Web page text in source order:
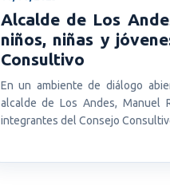
Alcalde de Los
niños, niñas y
Consultivo
En un ambiente de diálogo
alcalde de Los Andes, Manuel
integrantes del Consejo